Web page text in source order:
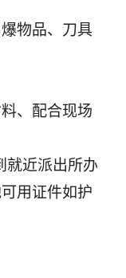
物品、刀具
、配合现场
就近派出所办
用证件如护